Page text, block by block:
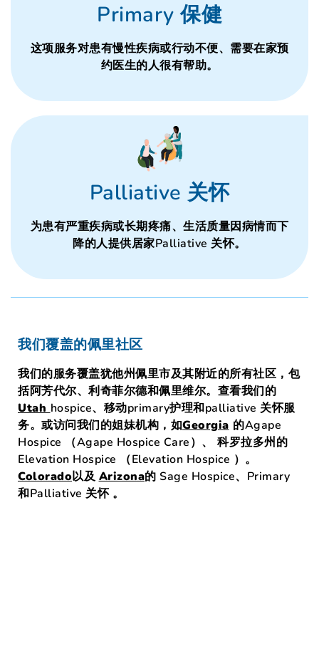
Primary 保健
这项服务对患有慢性疾病或行动不便、需要在家预
约医生的人很有帮助。
Palliative 关怀
为患有严重疾病或长期疼痛、生活质量因病情而下
降的人提供居家Palliative 关怀。
我们覆盖的佩里社区
我们的服务覆盖犹他州佩里市及其附近的所有社区，包
括阿芳代尔、利奇菲尔德和佩里维尔。查看我们的
Utah hospice、移动primary护理和palliative 关怀服
务。或访问我们的姐妹机构 ，如Georgia 的Agape
Hospice （Agape Hospice Care）、 科罗拉多州的
Elevation Hospice （Elevation Hospice ）。
Colorado以及 Arizona的 Sage Hospice、Primary
和Palliative 关怀 。